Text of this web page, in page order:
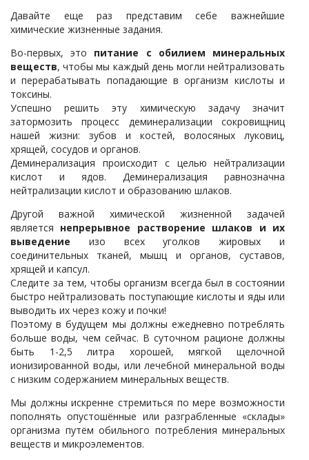
Давайте еще раз представим себе важнейшие
химические жизненные задания.
Во-первых, это питание с обилием минеральных
веществ, чтобы мы каждый день могли нейтрализовать
и перерабатывать попадающие в организм кислоты и
токсины.
Успешно решить эту химическую задачу значит
затормозить процесс деминерализации сокровищниц
нашей жизни: зубов и костей, волосяных луковиц,
хрящей, сосудов и органов.
Деминерализация происходит с целью нейтрализации
кислот и ядов. Деминерализация равнозначна
нейтрализации кислот и образованию шлаков.
Другой важной химической жизненной задачей
является непрерывное растворение шлаков и их
выведение изо всех уголков жировых и
соединительных тканей, мышц и органов, суставов,
хрящей и капсул.
Следите за тем, чтобы организм всегда был в состоянии
быстро нейтрализовать поступающие кислоты и яды или
выводить их через кожу и почки!
Поэтому в будущем мы должны ежедневно потреблять
больше воды, чем сейчас. В суточном рационе должны
быть 1-2,5 литра хорошей, мягкой щелочной
ионизированной воды, или лечебной минеральной воды
с низким содержанием минеральных веществ.
Мы должны искренне стремиться по мере возможности
пополнять опустошённые или разграбленные «склады»
организма путём обильного потребления минеральных
веществ и микроэлементов.